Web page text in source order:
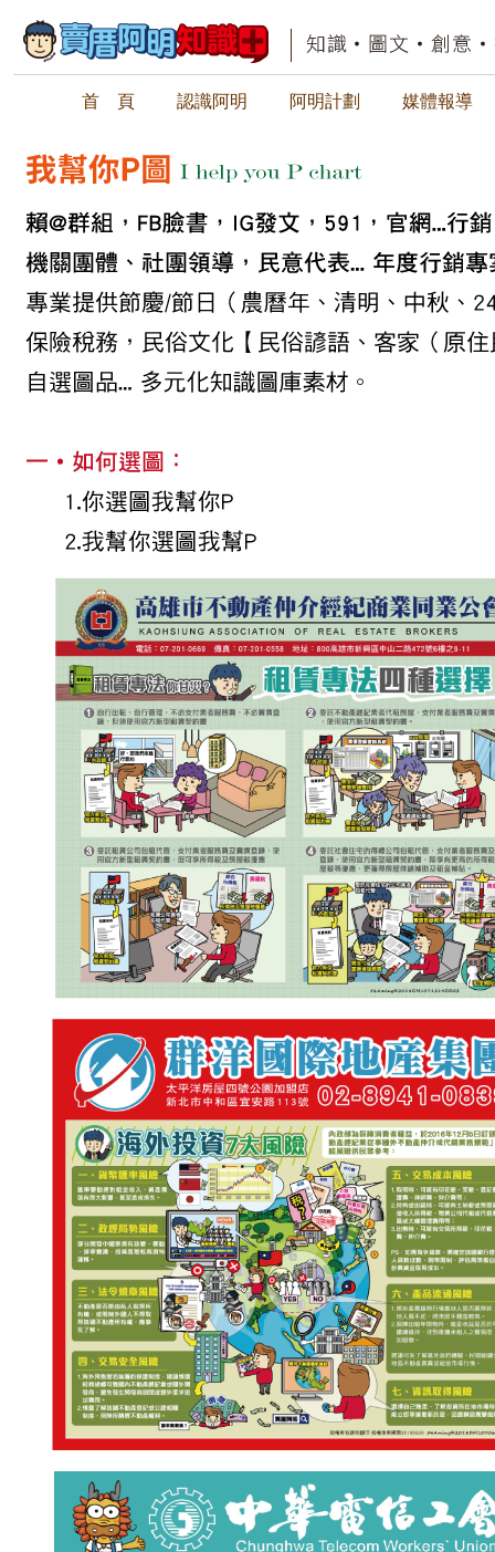
首 頁 認識阿明 阿明計劃 媒體報